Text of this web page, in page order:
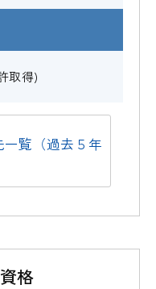
取得)
覧（過去５年
格